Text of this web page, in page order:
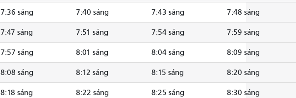
7:36 sáng 7:40 sáng 7:43 sáng 7:48 sáng
7:47 sáng 7:51 sáng 7:54 sáng 7:59 sáng
7:57 sáng 8:01 sáng 8:04 sáng 8:09 sáng
8:08 sáng 8:12 sáng 8:15 sáng 8:20 sáng
8:18 sáng 8:22 sáng 8:25 sáng 8:30 sáng